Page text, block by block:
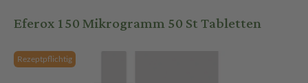
Eferox 150 Mikrogramm 50 St Tabletten
Rezeptpflichtig